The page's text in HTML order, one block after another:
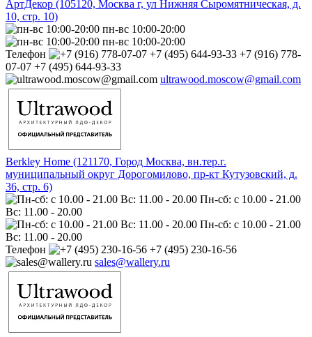
АртДекор (105120, Москва г, ул Нижняя Сыромятническая, д.
10, стр. 10)
пн-вс 10:00-20:00
пн-вс 10:00-20:00
Телефон
+7 (916) 778-
07-07 +7 (495) 644-93-33
ultrawood.moscow@gmail.com
Berkley Home (121170, Город Москва, вн.тер.г.
муниципальный округ Дорогомилово, пр-кт Кутузовский, д.
36, стр. 6)
Пн-сб: с 10.00 - 21.00
Вс: 11.00 - 20.00
Пн-сб: с 10.00 - 21.00
Вс: 11.00 - 20.00
Телефон
+7 (495) 230-16-56
sales@wallery.ru